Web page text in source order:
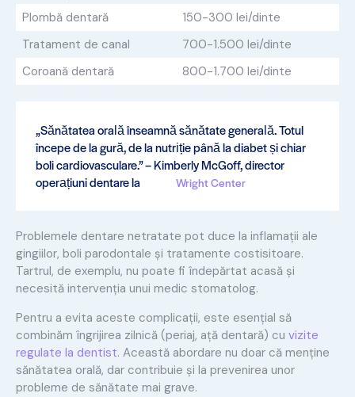
Plombă dentară
150-300 lei/dinte
Tratament de canal
700-1.500 lei/dinte
Coroană dentară
800-1.700 lei/dinte
„Sănătatea orală înseamnă sănătate generală. Totul
începe de la gură, de la nutriție până la diabet și chiar
boli cardiovasculare.” – Kimberly McGoff, director
operațiuni dentare la
Wright Center
Problemele dentare netratate pot duce la inflamații ale
gingiilor, boli parodontale și tratamente costisitoare.
Tartrul, de exemplu, nu poate fi îndepărtat acasă și
necesită intervenția unui medic stomatolog.
Pentru a evita aceste complicații, este esențial să
combinăm îngrijirea zilnică (periaj, ață dentară) cu vizite
regulate la dentist. Această abordare nu doar că menține
sănătatea orală, dar contribuie și la prevenirea unor
probleme de sănătate mai grave.